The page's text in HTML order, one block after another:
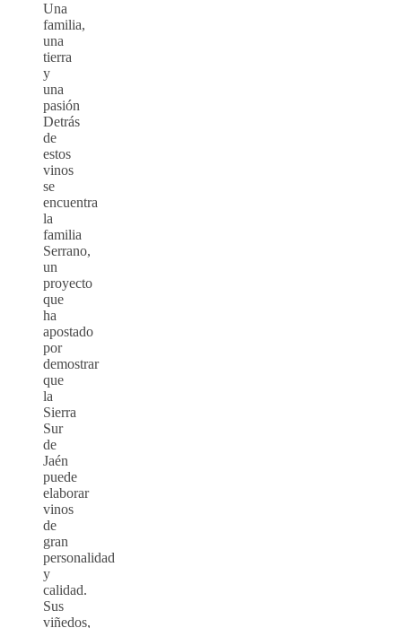
Una
familia,
una
tierra
y
una
pasión
Detrás
de
estos
vinos
se
encuentra
la
familia
Serrano,
un
proyecto
que
ha
apostado
por
demostrar
que
la
Sierra
Sur
de
Jaén
puede
elaborar
vinos
de
gran
personalidad
y
calidad.
Sus
viñedos,